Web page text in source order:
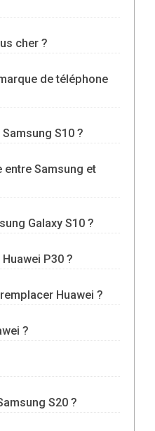
cher ?
de téléphone
S10 ?
Samsung et
Galaxy S10 ?
P30 ?
Huawei ?
?
S20 ?